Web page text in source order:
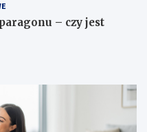
– czy jest